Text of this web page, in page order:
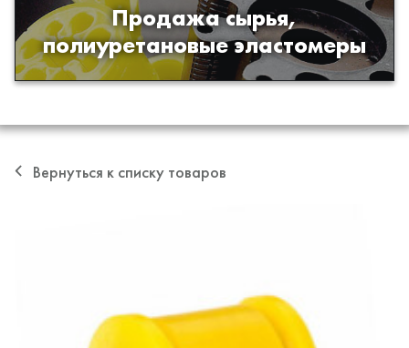
Продажа сырья,
полиуретановые эластомеры
Продажа сырья для производства
изделий из полиуретана
Вернуться к списку товаров